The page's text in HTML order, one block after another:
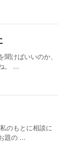
けばいいのか、
。 ...
のもとに相談に
題の ...